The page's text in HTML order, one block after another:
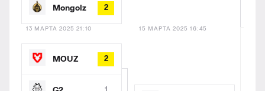
Mongolz 2
MOUZ 2
13 МАРТА 2025 21:10 15 МАРТА 2025 16:45